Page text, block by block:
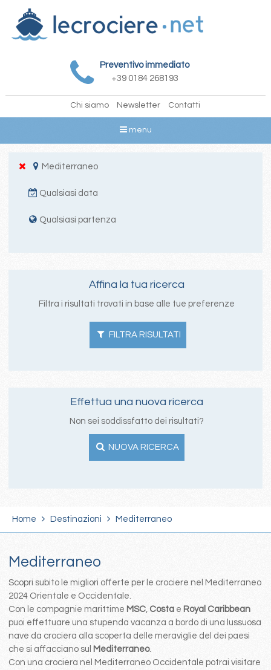
Preventivo immediato
+39 0184 268193
Chi siamo Newsletter Contatti
menu
Mediterraneo
Qualsiasi data
Qualsiasi partenza
Affina la tua ricerca
Filtra i risultati trovati in base alle tue preferenze
FILTRA RISULTATI
Effettua una nuova ricerca
Non sei soddissfatto dei risultati?
NUOVA RICERCA
Home Destinazioni Mediterraneo
Mediterraneo
Scopri subito le migliori offerte per le crociere nel Mediterraneo
2024 Orientale e Occidentale.
Con le compagnie marittime MSC, Costa e Royal Caribbean
puoi effettuare una stupenda vacanza a bordo di una lussuosa
nave da crociera alla scoperta delle meraviglie del dei paesi
che si affacciano sul Mediterraneo.
Con una crociera nel Mediterraneo Occidentale potrai visitare